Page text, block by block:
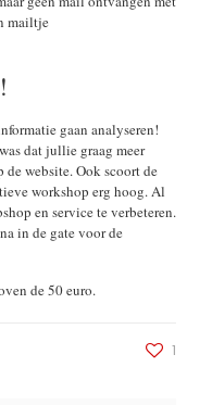
mailtje
gaan analyseren!
dat jullie graag meer
website. Ook scoort de
workshop erg hoog. Al
en service te verbeteren.
in de gate voor de
de 50 euro.
1